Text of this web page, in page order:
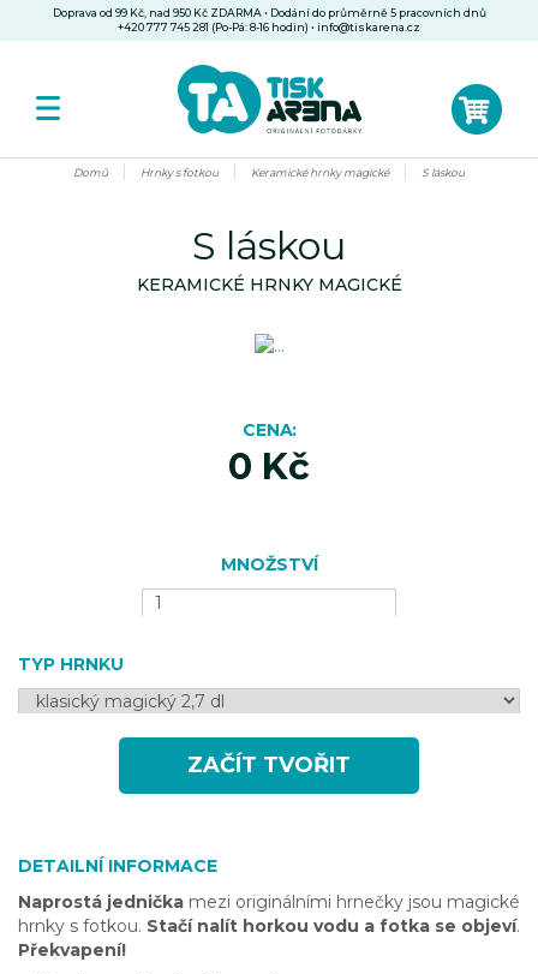
Doprava od 99 Kč, nad 950 Kč ZDARMA • Dodání do průměrně 5 pracovních dnů
+420 777 745 281 (Po-Pá: 8-16 hodin) •info@tiskarena.cz
Domů Hrnky s fotkou Keramické hrnky magické S láskou
S láskou
KERAMICKÉ HRNKY MAGICKÉ
DETAILNÍ INFORMACE
Naprostá jednička mezi originálními hrnečky jsou magické
hrnky s fotkou. Stačí nalít horkou vodu a fotka se objeví.
Překvapení!
CENA
0 Kč
MNOŽSTVÍ
TYP HRNKU
ZAČÍT TVOŘIT